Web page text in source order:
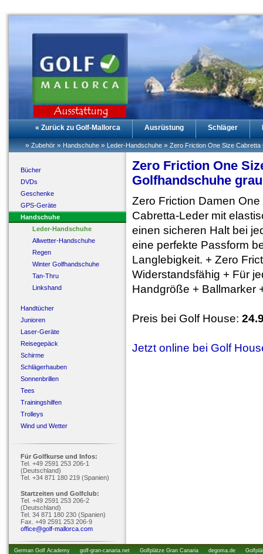
« Zurück zu Golf-Mallorca Ausrüstung Schläger
» Zubehör » Handschuhe » Leder-Handschuhe » Zero Friction One Size
Bücher
DVDs
Geschenke
GPS-Geräte
Handschuhe
Leder-Handschuhe
Allwetter-Handschuhe
Regen
Winter Golfhandschuhe
Tan-Thru
Linkshand
Handtücher
Junioren
Laser-Geräte
Reisegepäck
Schirme
Schlägerhauben
Sonnenbrillen
Tees
Trainingshilfen
Trolleys
Wind und Wetter
Für Golfkurse und Infos:
Tel. +49 2591 253 206-1
(Deutschland)
Tel. +34 871 180 219 (Spanien)
Startzeiten und Golfclub:
Tel. +49 2591 253 206-2
(Deutschland)
Tel. 34 871 180 230 (Spanien)
Fax. +49 2591 253 206-9
office@golf-mallorca.com
Zero Friction One
Golfhandschuhe
Zero Friction Damen
Cabretta-Leder mit
einen sicheren Halt bei
eine perfekte Passform
Langlebigkeit. + Zero
Widerstandsfähig + Für
Handgröße + Ballmarker
Preis bei Golf House:
Jetzt online bei Golf
German Golf Academy golf-gran-canaria.net Golfplätze Gran Canaria degoma.de